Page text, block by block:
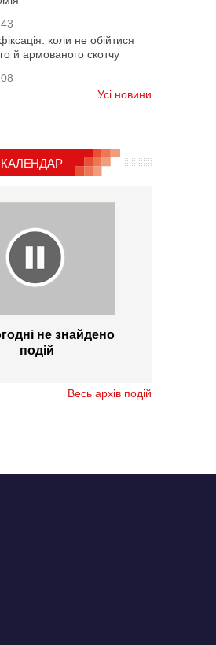
коли не обійтися
й армованого скотчу
Усі новини
не знайдено
подій
Весь архів подій